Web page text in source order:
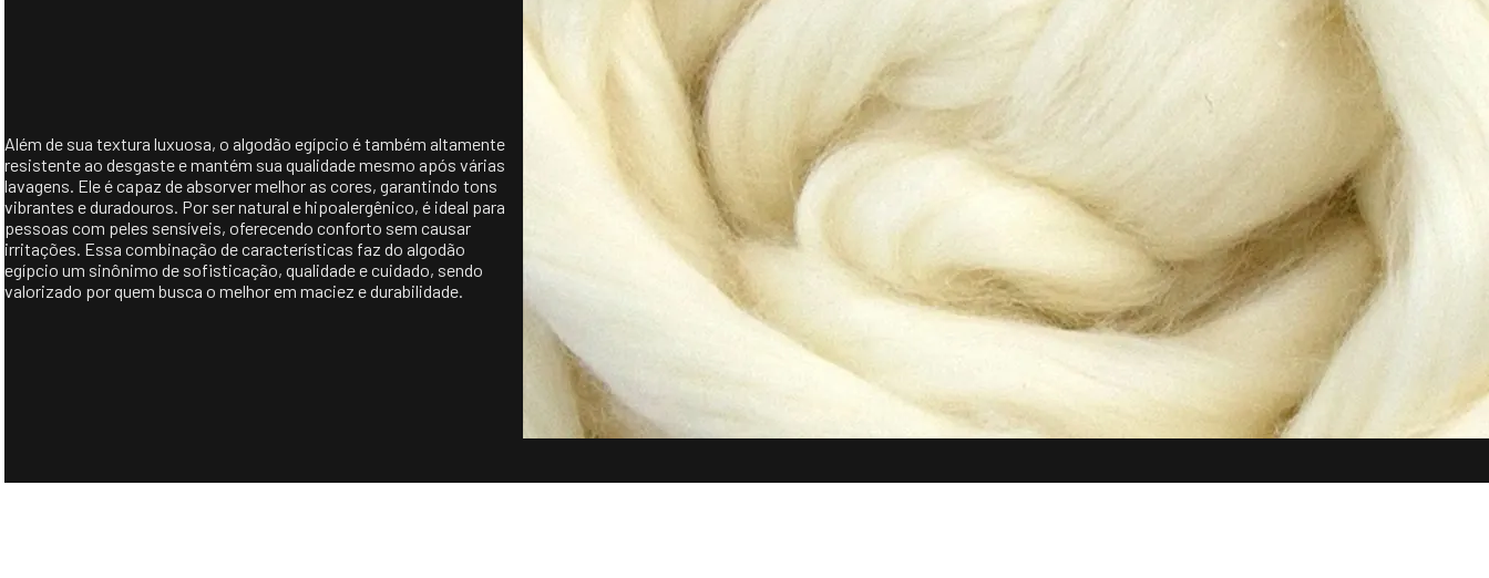
Além de sua textura luxuosa, o algodão egípcio é também altamente
resistente ao desgaste e mantém sua qualidade mesmo após várias
lavagens. Ele é capaz de absorver melhor as cores, garantindo tons
vibrantes e duradouros. Por ser natural e hipoalergênico, é ideal para
pessoas com peles sensíveis, oferecendo conforto sem causar
irritações. Essa combinação de características faz do algodão
egípcio um sinônimo de sofisticação, qualidade e cuidado, sendo
valorizado por quem busca o melhor em maciez e durabilidade.